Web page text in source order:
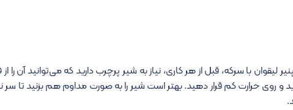
لیقوان با سرکه، قبل از هر کاری، نیاز به شیر پرچرب دارید که می‌توانید آن را
و روی حرارت کم قرار دهید. بهتر است شیر را به صورت مداوم هم بزنید تا سر